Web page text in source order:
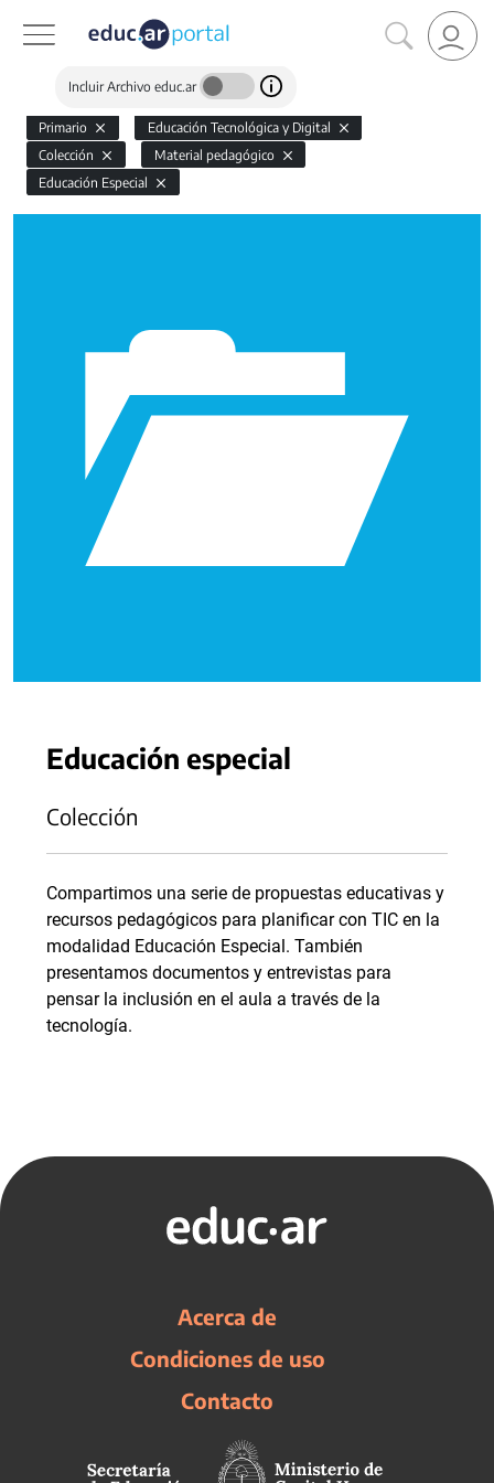
Incluir Archivo educ.ar
Primario
Educación Tecnológica y Digital
Colección
Material pedagógico
Educación Especial
Educación especial
Colección
Compartimos una serie de propuestas educativas y
recursos pedagógicos para planificar con TIC en la
modalidad Educación Especial. También
presentamos documentos y entrevistas para
pensar la inclusión en el aula a través de la
tecnología.
Acerca de
Condiciones de uso
Contacto